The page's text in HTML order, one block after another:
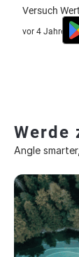
Versuch
vor 4 Jahre
Werde
Angle